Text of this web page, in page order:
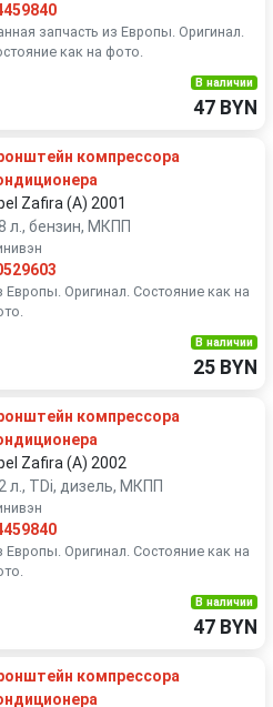
запчасть из Европы. Оригинал.
как на фото.
В наличии
47 BYN
компрессора
Zafira (A) 2001
л., бензин, МКПП
Европы. Оригинал. Состояние как на
В наличии
25 BYN
компрессора
Zafira (A) 2002
л., TDi, дизель, МКПП
Европы. Оригинал. Состояние как на
В наличии
47 BYN
компрессора